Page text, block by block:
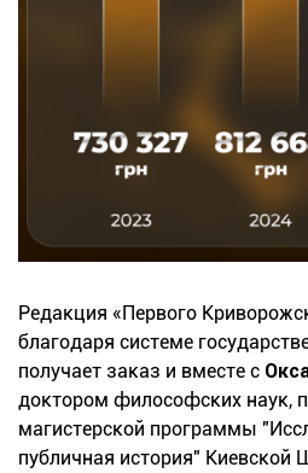
Редакция «Первого
благодаря системе
получает заказ и вместе с
доктором философских наук,
магистерской программы
публичная история"